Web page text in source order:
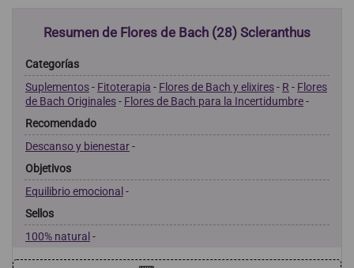
Resumen de Flores de Bach (28) Scleranthus
Categorías
Suplementos- Fitoterapia - Flores de Bach y elixires- R - Flores
de Bach Originales- Flores de Bach para la Incertidumbre-
Recomendado
Descanso y bienestar-
Objetivos
Equilibrio emocional -
Sellos
100% natural -